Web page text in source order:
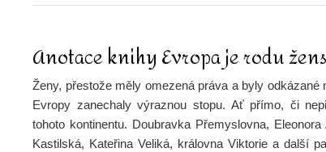
Anotace knihy Evropa je rodu
Ženy, přestože měly omezená práva a byly odkázané
Evropy zanechaly výraznou stopu. Ať přímo, či
tohoto kontinentu. Doubravka Přemyslovna,
Kastilská, Kateřina Veliká, královna Viktorie a další